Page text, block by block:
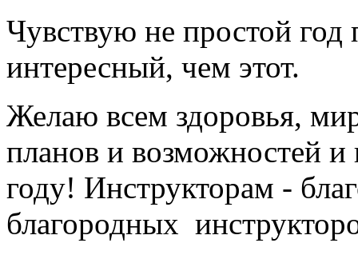
Чувствую не простой год
интересный, чем этот.
Желаю всем здоровья,
планов и возможностей и
году! Инструкторам -
благородных